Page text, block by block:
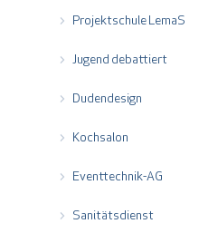
Projektschule LemaS
Jugend debattiert
Dudendesign
Kochsalon
Eventtechnik-AG
Sanitätsdienst